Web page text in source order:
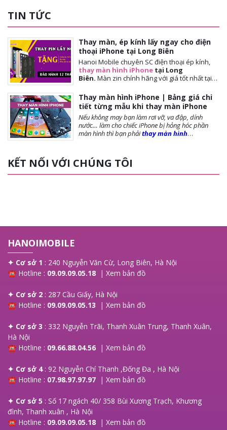
TIN TỨC
Thay màn, ép kính lấy ngay cho điện
thoại iPhone tại Long Biên
Hanoi Mobile chuyên SC điện thoại ép kính,
thay màn hình iPhone tại Long
Biên. Màn zin chính hãng với giá tốt nhất tại
15 phút. Chế độ bảo hành tốt nhất tới khách
hàng. Tặng cường lực full màn, tặng ốp lưng,
miễn phí vệ sinh máy.
Thay màn hình iPhone | Bảng giá chi
tiết từng mẫu khi thay màn iPhone
Nếu không may bạn làm rơi vỡ, va đập, dính
nước… làm cho chiếc iPhone bị hỏng hóc phần
màn hình thì bạn phảithay màn hình
đây,Hanoi Mobile
lưu ý trước khi thay màn, các loại màn phổ biến và
giá thay màn hình là bao nhiêu?, mời bạn tham
KẾT NỐI VỚI CHÚNG TÔI
HANOIMOBILE
✦ Cơ sở 1 : 240 Nguyễn Văn Cừ, Long Biên, Hà Nội
☎ Hotline : 09.09.09.05.18 | Xem bản đồ
✦ Cơ sở 2 : 287 Cầu Giấy, Hà Nội
☎ Hotline : 09.09.09.05.13 | Xem bản đồ
✦ Cơ sở 3 : 332 Nguyễn Trãi, Thanh Xuân Trung, Thanh Xuân,
Hà Nội
☎ Hotline : 09.66.88.04.56 | Xem bản đồ
✦ Cơ sở 4: 92 Nguyễn Chí Thanh ,Đống Đa , Hà Nội
☎ Hotline : 07.98.97.97.97 | Xem bản đồ
✦ Cơ sở 5 : Số 17 ngách 40/ 358 Bùi Xương Trạch, Khương
đình, Thanh xuân , Hà Nội
☎ Hotline : 09.09.09.05.18 | Xem bản đồ